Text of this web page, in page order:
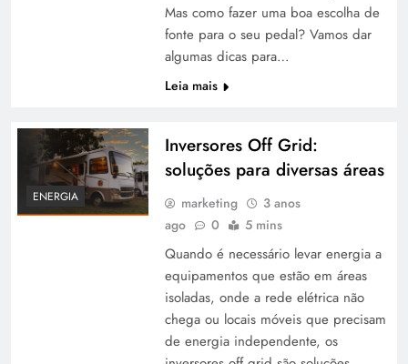
Mas como fazer uma boa escolha de
fonte para o seu pedal? Vamos dar
algumas dicas para…
Leia mais
ENERGIA
Inversores Off Grid:
soluções para diversas áreas
marketing
3 anos
ago
0 5 mins
Quando é necessário levar energia a
equipamentos que estão em áreas
isoladas, onde a rede elétrica não
chega ou locais móveis que precisam
de energia independente, os